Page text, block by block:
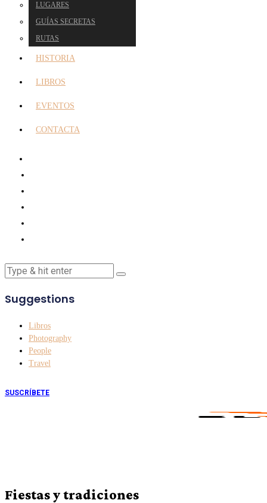
LUGARES
GUÍAS SECRETAS
RUTAS
HISTORIA
LIBROS
EVENTOS
CONTACTA
Suggestions
Libros
Photography
People
Travel
SUSCRÍBETE
Fiestas y tradiciones